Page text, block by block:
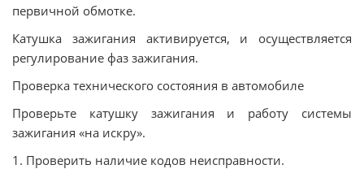
первичной обмотке.
Катушка зажигания активируется, и осуществляется
регулирование фаз зажигания.
Проверка технического состояния в автомобиле
Проверьте катушку зажигания и работу системы
зажигания «на искру».
1. Проверить наличие кодов неисправности.